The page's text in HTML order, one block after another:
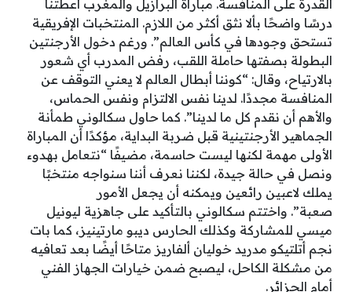
القدرة على المنافسة. مباراة البرازيل والمغرب أعطتنا
درسًا واضحًا بألا نثق أكثر من اللازم. المنتخبات الإفريقية
تستحق وجودها في كأس العالم”. ورغم دخول الأرجنتين
البطولة بصفتها حاملة اللقب، رفض المدرب أي شعور
بالارتياح، وقال: “كوننا أبطال العالم لا يعني التوقف عن
المنافسة مجددًا. لدينا نفس الالتزام ونفس الحماس،
والأهم أن نقدم كل ما لدينا”. كما حاول سكالوني طمأنة
الجماهير الأرجنتينية قبل ضربة البداية، مؤكدًا أن المباراة
الأولى مهمة لكنها ليست حاسمة، مضيفًا “نتعامل بهدوء
ونصل في حالة جيدة، لكننا نعرف أننا سنواجه منتخبًا
يملك لاعبين رائعين ويمكنه أن يجعل الأمور
صعبة”. واختتم سكالوني بالتأكيد على جاهزية ليونيل
ميسي للمشاركة وكذلك الحارس ديبو مارتينيز، كما بات
نجم أتلتيكو مدريد خوليان ألفاريز متاحًا أيضًا بعد تعافيه
من مشكلة الكاحل، ليصبح ضمن خيارات الجهاز الفني
أمام الجزائر.